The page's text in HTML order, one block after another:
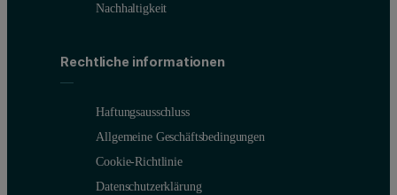
Nachhaltigkeit
Rechtliche informationen
Haftungsausschluss
Allgemeine Geschäftsbedingungen
Cookie-Richtlinie
Datenschutzerklärung